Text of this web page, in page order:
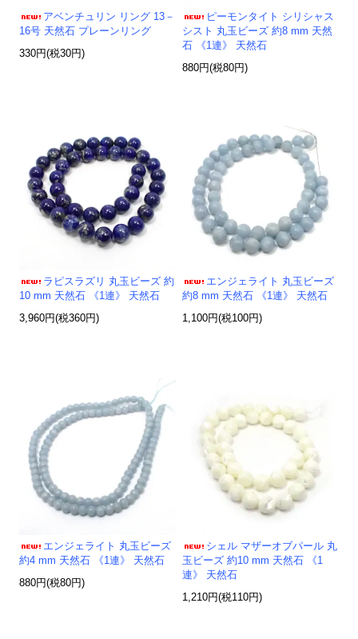
アベンチュリン リング 13－
16号 天然石 プレーンリング
330円(税30円)
ピーモンタイト シリシャス
シスト 丸玉ビーズ 約8 mm 天然
石 《1連》 天然石
880円(税80円)
ラピスラズリ 丸玉ビーズ 約
10 mm 天然石 《1連》 天然石
3,960円(税360円)
エンジェライト 丸玉ビーズ
約8 mm 天然石 《1連》 天然石
1,100円(税100円)
エンジェライト 丸玉ビーズ
約4 mm 天然石 《1連》 天然石
880円(税80円)
シェル マザーオブパール 丸
玉ビーズ 約10 mm 天然石 《1
連》 天然石
1,210円(税110円)